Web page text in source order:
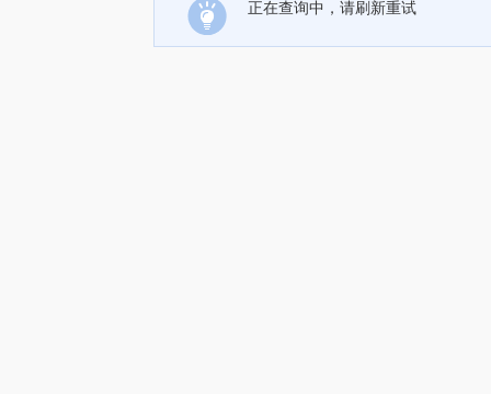
正在查询中，请刷新重试